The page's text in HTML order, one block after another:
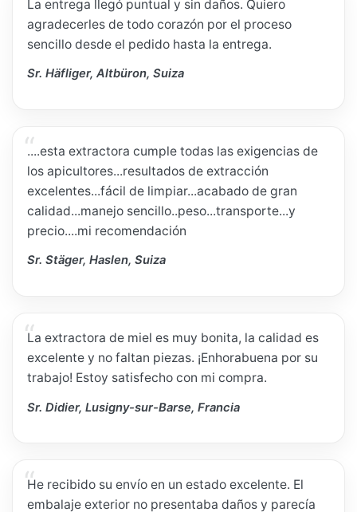
La entrega llegó puntual y sin daños. Quiero
agradecerles de todo corazón por el proceso
sencillo desde el pedido hasta la entrega.
Sr. Häfliger, Altbüron, Suiza
....esta extractora cumple todas las exigencias de
los apicultores...resultados de extracción
excelentes...fácil de limpiar...acabado de gran
calidad...manejo sencillo..peso...transporte...y
precio....mi recomendación
Sr. Stäger, Haslen, Suiza
La extractora de miel es muy bonita, la calidad es
excelente y no faltan piezas. ¡Enhorabuena por su
trabajo! Estoy satisfecho con mi compra.
Sr. Didier, Lusigny-sur-Barse, Francia
He recibido su envío en un estado excelente. El
embalaje exterior no presentaba daños y parecía